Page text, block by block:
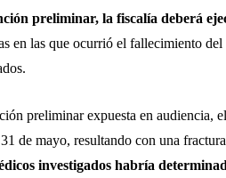
preliminar, la fiscalía deberá
en las que ocurrió el fallecimiento
preliminar expuesta en audiencia,
de mayo, resultando con una
investigados habría